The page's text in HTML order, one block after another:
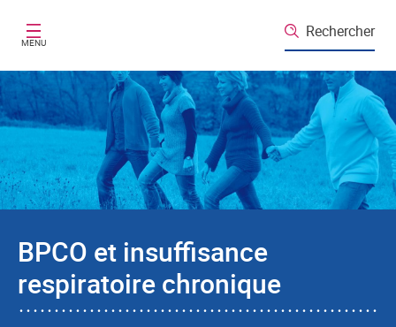
MENU
Rechercher
BPCO et insuffisance
respiratoire chronique